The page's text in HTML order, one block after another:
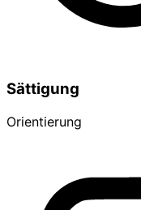
Sättigung
Orientierung